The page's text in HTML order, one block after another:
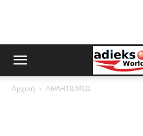
Αρχική ΑΘΛΗΤΙΣΜΟΣ